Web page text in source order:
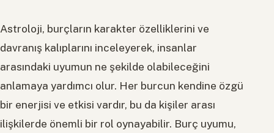
Astroloji, burçların karakter özelliklerini ve
davranış kalıplarını inceleyerek, insanlar
arasındaki uyumun ne şekilde olabileceğini
anlamaya yardımcı olur. Her burcun kendine özgü
bir enerjisi ve etkisi vardır, bu da kişiler arası
ilişkilerde önemli bir rol oynayabilir. Burç uyumu,